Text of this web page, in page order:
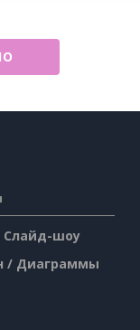
Слайд-шоу
/ Диаграммы